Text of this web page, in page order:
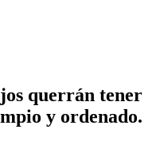
querrán tener
y ordenado.